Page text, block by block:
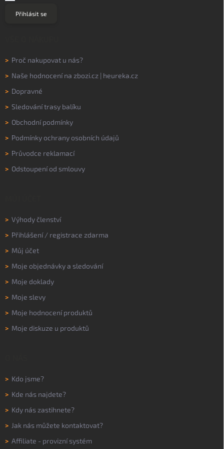
Přihlásit se
> Proč nakupovat u nás?
> Naše hodnocení na zbozi.cz | heureka.cz
> Dopravné
> Sledování trasy balíku
> Obchodní podmínky
> Podmínky ochrany osobních údajů
> Průvodce reklamací
> Odstoupení od smlouvy
> Výhody členství
> Přihlášení/ registrace zdarma
> Můj účet
> Moje objednávky a sledování
> Moje doklady
> Moje slevy
> Moje hodnocení produktů
> Moje diskuze u produktů
> Kdo jsme?
> Kde nás najdete?
> Kdy nás zastihnete?
> Jak nás můžete kontaktovat?
> Affiliate - provizní systém